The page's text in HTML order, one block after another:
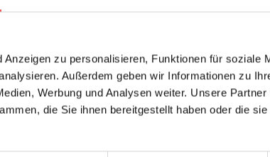
zu personalisieren, Funktionen für soziale
Außerdem geben wir Informationen zu
Werbung und Analysen weiter. Unsere
die Sie ihnen bereitgestellt haben oder die